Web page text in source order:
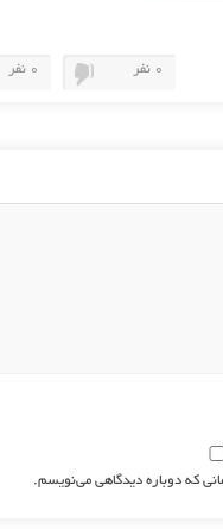
0 نفر 0 نفر
که دوباره دیدگاهی می‌نویسم.